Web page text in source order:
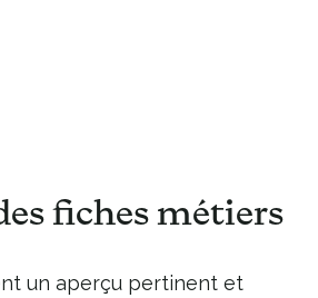
fiches métiers
un aperçu pertinent et